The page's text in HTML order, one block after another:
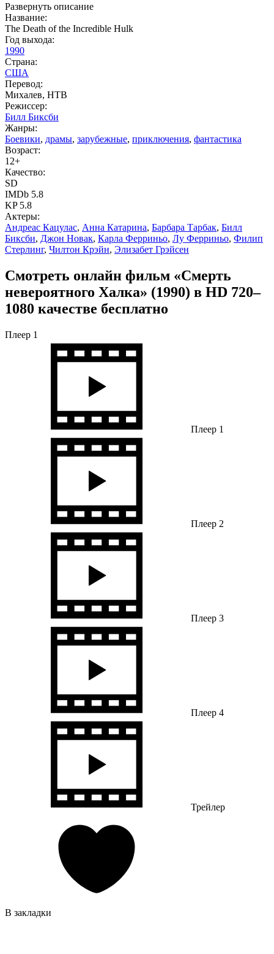
Развернуть описание
Название:
The Death of the Incredible Hulk
Год выхода:
1990
Страна:
США
Перевод:
Михалев, НТВ
Режиссер:
Билл Биксби
Жанры:
Боевики, драмы, зарубежные, приключения, фантастика
Возраст:
12+
Качество:
SD
IMDb 5.8
KP 5.8
Актеры:
Андреас Кацулас, Анна Катарина, Барбара Тарбак, Билл
Биксби, Джон Новак, Карла Ферриньо, Лу Ферриньо, Филип
Стерлинг, Чилтон Крэйн, Элизабет Грэйсен
Смотреть онлайн фильм «Смерть
невероятного Халка» (1990) в HD 720–
1080 качестве бесплатно
Плеер 1
Плеер 1
Плеер 2
Плеер 3
Плеер 4
Трейлер
В закладки